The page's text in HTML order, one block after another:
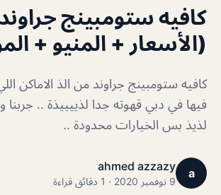
كافيه ستومبينج جراوند
(الأسعار + المنيو +
كافيه ستومبينج جراوند من الذ الاماكن
فيها في دبي قهوته جدا لذييييذة .. جربنا
لذيذ بس الخيارات محدودة ..
a
ahmed azzazy
9 نوفمبر 2020 · 1 دقائق قراءة